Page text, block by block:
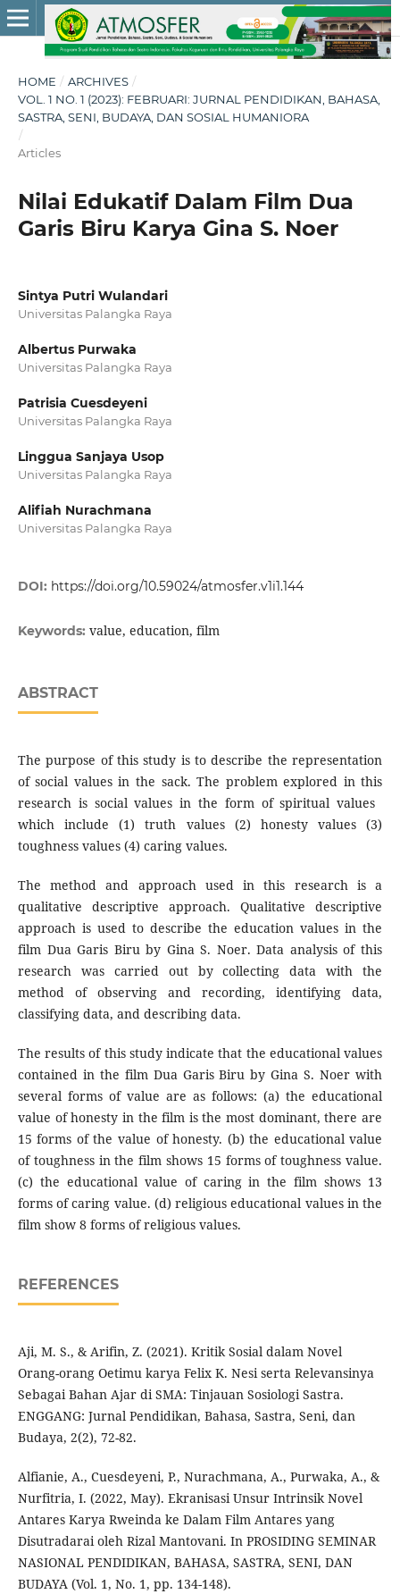
HOME / ARCHIVES /
VOL. 1 NO. 1 (2023): FEBRUARI: JURNAL PENDIDIKAN, BAHASA,
SASTRA, SENI, BUDAYA, DAN SOSIAL HUMANIORA
/
Articles
Nilai Edukatif Dalam Film Dua
Garis Biru Karya Gina S. Noer
Sintya Putri Wulandari
Universitas Palangka Raya
Albertus Purwaka
Universitas Palangka Raya
Patrisia Cuesdeyeni
Universitas Palangka Raya
Linggua Sanjaya Usop
Universitas Palangka Raya
Alifiah Nurachmana
Universitas Palangka Raya
DOI: https://doi.org/10.59024/atmosfer.v1i1.144
Keywords: value, education, film
ABSTRACT
The purpose of this study is to describe the representation
of social values ​​in the sack. The problem explored in this
research is social values ​​in the form of spiritual values ​​
which include (1) truth values (2) honesty values (3)
toughness values (4) caring values.
The method and approach used in this research is a
qualitative descriptive approach. Qualitative descriptive
approach is used to describe the education values ​​in the
film Dua Garis Biru by Gina S. Noer. Data analysis of this
research was carried out by collecting data with the
method of observing and recording, identifying data,
classifying data, and describing data.
The results of this study indicate that the educational values
​​contained in the film Dua Garis Biru by Gina S. Noer with
several forms of value are as follows: (a) the educational
value of honesty in the film is the most dominant, there are
15 forms of the value of honesty. (b) the educational value
of toughness in the film shows 15 forms of toughness value.
(c) the educational value of caring in the film shows 13
forms of caring value. (d) religious educational values ​​in the
film show 8 forms of religious values.
REFERENCES
Aji, M. S., & Arifin, Z. (2021). Kritik Sosial dalam Novel
Orang-orang Oetimu karya Felix K. Nesi serta Relevansinya
Sebagai Bahan Ajar di SMA: Tinjauan Sosiologi Sastra.
ENGGANG: Jurnal Pendidikan, Bahasa, Sastra, Seni, dan
Budaya, 2(2), 72-82.
Alfianie, A., Cuesdeyeni, P., Nurachmana, A., Purwaka, A., &
Nurfitria, I. (2022, May). Ekranisasi Unsur Intrinsik Novel
Antares Karya Rweinda ke Dalam Film Antares yang
Disutradarai oleh Rizal Mantovani. In PROSIDING SEMINAR
NASIONAL PENDIDIKAN, BAHASA, SASTRA, SENI, DAN
BUDAYA (Vol. 1, No. 1, pp. 134-148).